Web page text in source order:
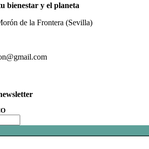
bienestar y el planeta
de la Frontera (Sevilla)